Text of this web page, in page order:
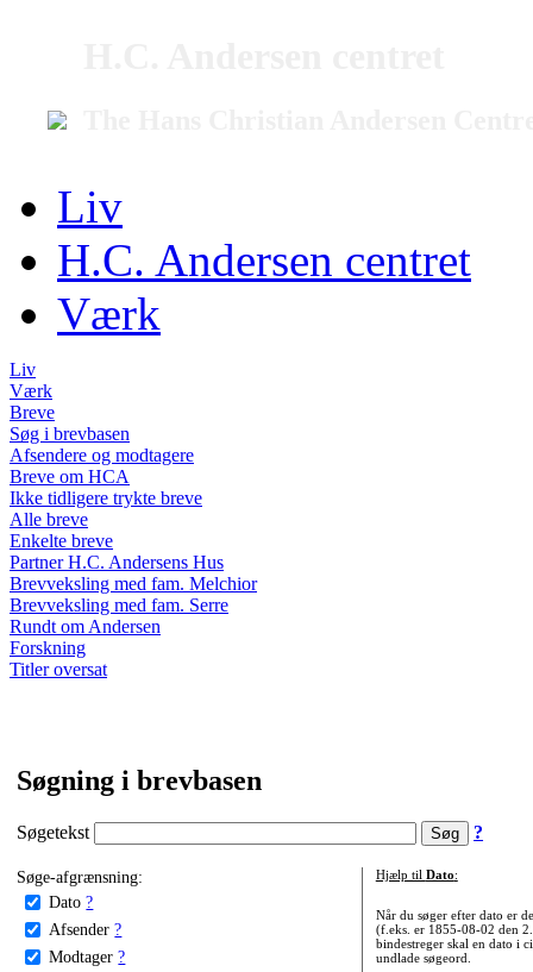
Liv
H.C. Andersen centret
Værk
Liv
Værk
Breve
Søg i brevbasen
Afsendere og modtagere
Breve om HCA
Ikke tidligere trykte breve
Alle breve
Enkelte breve
Partner H.C. Andersens Hus
Brevveksling med fam. Melchior
Brevveksling med fam. Serre
Rundt om Andersen
Forskning
Titler oversat
Søgning i brevbasen
Søgetekst ?
Søge-afgrænsning:
Dato ?
Afsender ?
Modtager ?
Hjælp til Dato:
Når du søger efter dato er
(f.eks. er 1855-08-02 den
bindestreger skal en dato i
undlade søgeord.